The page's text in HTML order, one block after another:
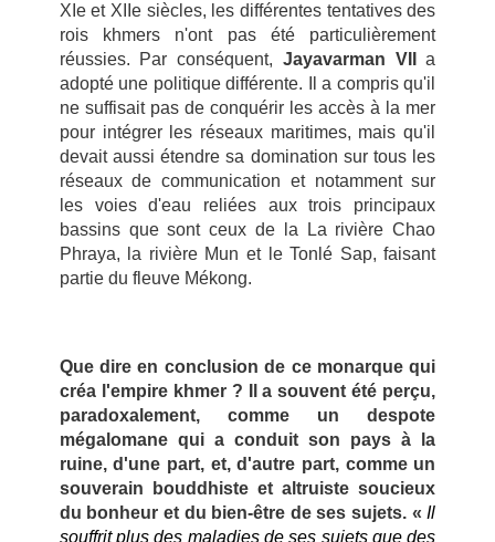
XIe et XIIe siècles, les différentes tentatives des
rois khmers n'ont pas été particulièrement
réussies. Par conséquent, Jayavarman VIIa
adopté une politique différente. Il a compris qu'il
ne suffisait pas de conquérir les accès à la mer
pour intégrer les réseaux maritimes, mais qu'il
devait aussi étendre sa domination sur tous les
réseaux de communication et notamment sur
les voies d'eau reliées aux trois principaux
bassins que sont ceux de la La rivière Chao
Phraya, la rivière Mun et le Tonlé Sap, faisant
partie du fleuve Mékong.
Que dire en conclusion de ce monarque qui
créa l'empire khmer ? Il a souvent été perçu,
paradoxalement, comme un despote
mégalomane qui a conduit son pays à la
ruine, d'une part, et, d'autre part, comme un
souverain bouddhiste et altruiste soucieux
du bonheur et du bien-être de ses sujets. « Il
souffrit plus des maladies de ses sujets que des